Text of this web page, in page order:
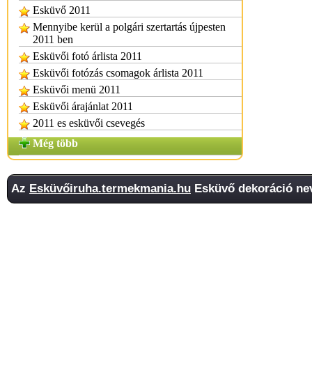
Esküvő 2011
Mennyibe kerül a polgári szertartás újpesten
2011 ben
Esküvői fotó árlista 2011
Esküvői fotózás csomagok árlista 2011
Esküvői menü 2011
Esküvői árajánlat 2011
2011 es esküvői csevegés
Még több
Az Esküvőiruha.termekmania.hu Esküvő dekoráció